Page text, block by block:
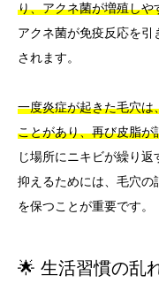
り、アクネ菌が増殖し
アクネ菌が免疫反応を
されます。
一度炎症が起きた毛穴
ことがあり、再び皮脂
じ場所にニキビが繰り
抑えるためには、毛穴の
を保つことが重要です。
🌟 生活習慣の乱